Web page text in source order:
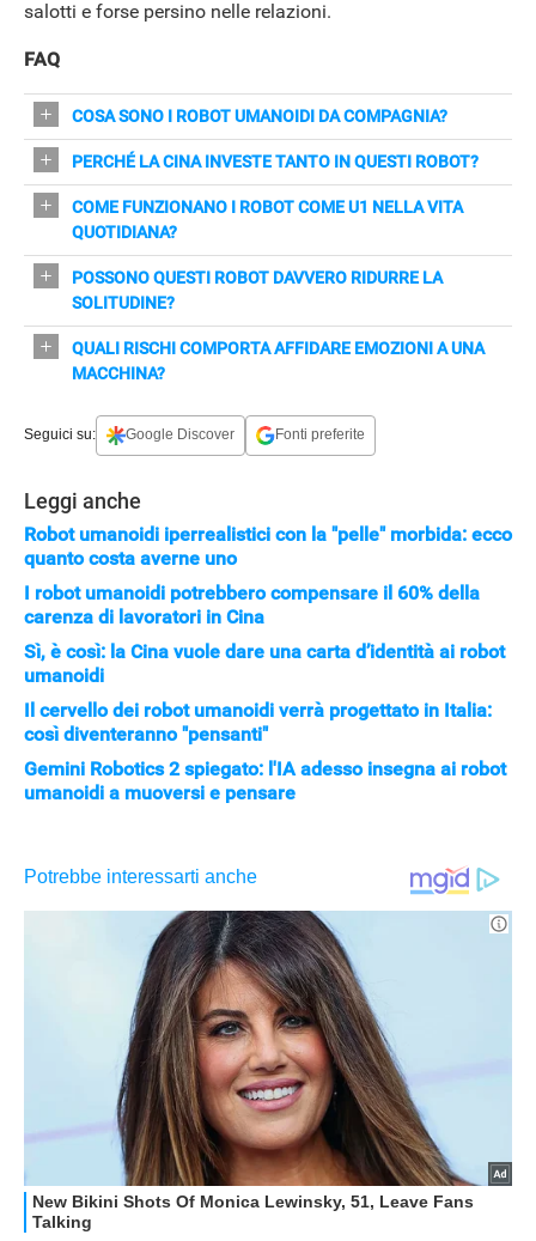
salotti e forse persino nelle relazioni.
FAQ
COSA SONO I ROBOT UMANOIDI DA COMPAGNIA?
Sono macchine a grandezza naturale con IA progettate
per dialogare, riconoscere emozioni e offrire presenza
costante all'utente.
PERCHÉ LA CINA INVESTE TANTO IN QUESTI ROBOT?
La robotica umanoide è strategica per Pechino: mira a
integrare robot in fabbrica, retail e ora nelle case,
creando nuovi mercati e posti di lavoro.
COME FUNZIONANO I ROBOT COME U1 NELLA VITA
QUOTIDIANA?
U1 usa connessione wireless, memoria crittografata e
sistemi di apprendimento per personalizzare
conversazioni e adattarsi all'utente.
POSSONO QUESTI ROBOT DAVVERO RIDURRE LA
SOLITUDINE?
Possono offrire supporto e compagnia pratica, ma il
sollievo emotivo è complesso e dipende da limiti di
QUALI RISCHI COMPORTA AFFIDARE EMOZIONI A UNA
MACCHINA?
commercializzazione dell'intimità: dati, abbonamenti e
prodotto.
Seguici su: Google Discover Fonti preferite
Leggi anche
Robot umanoidi iperrealistici con la "pelle" morbida: ecco
quanto costa averne uno
I robot umanoidi potrebbero compensare il 60% della
carenza di lavoratori in Cina
Sì, è così: la Cina vuole dare una carta d’identità ai robot
umanoidi
Il cervello dei robot umanoidi verrà progettato in Italia:
così diventeranno "pensanti"
Gemini Robotics 2 spiegato: l'IA adesso insegna ai robot
umanoidi a muoversi e pensare